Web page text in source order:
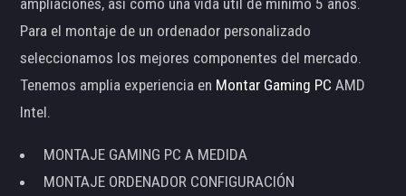
Para el montaje de un ordenador personalizado
seleccionamos los mejores componentes del mercado.
Tenemos amplia experiencia en Montar Gaming PC AMD
Intel.
MONTAJE GAMING PC A MEDIDA
MONTAJE ORDENADOR CONFIGURACIÓN